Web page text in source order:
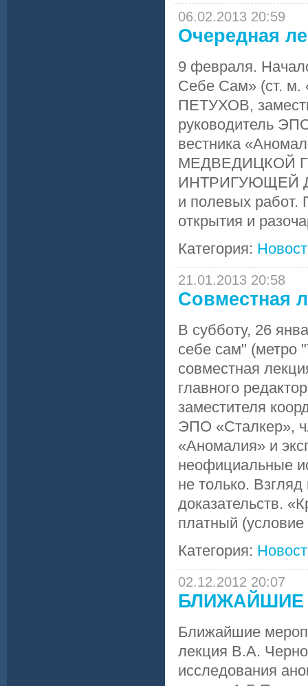
06.02.2013 20:59
Очередная
9 февраля.
Себе Сам» (ст. м.
ПЕТУХОВ,
руководитель
вестника
МЕДВЕДИЦКОЙ
ИНТРИГУЮЩЕЙ
и полевых работ.
открытия и
Категория:
21.01.2013 20:58
Совместная
В субботу, 26
себе сам" (метро
совместная
главного
заместителя
ЭПО «Сталкер»,
«Аномалия» и
неофициальные
не только.
доказательств.
платный
Категория:
02.12.2012 20:07
БЛИЖАЙШИЕ
Ближайшие
лекция В.А.
исследования